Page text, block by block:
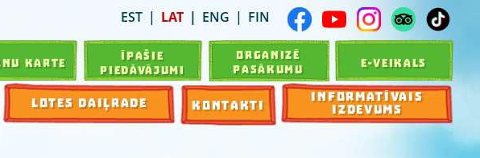
EST LAT ENG FIN
KARTE
ĪPAŠIE
PIEDĀVĀJUMI
ORGANIZĒ
PASĀKUMU
E-VEIKALS
LOTES DAIĻRADE KONTAKTI
INFORMATĪVAIS
IZDEVUMS